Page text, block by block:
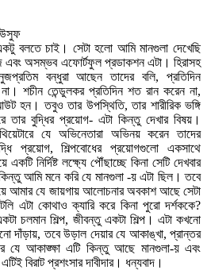
বলতে চাই। সেটা হলো আমি মানগুলা দেখেছি
অসম্ভব এফোর্টফুল প্রডাকশন এটা। হিরাসহ
বন্ধুরা আছেন তাদের বলি, প্রতিদিন
না। শচীন তেন্ডুলকর প্রতিদিন শত রান করেন না,
হন। তবুও তার উপস্থিতি, তার শারীরিক ভঙ্গি
তার বুদ্ধির প্রয়োগ- এটা কিন্তু দেখার বিষয়।
যে অভিনেতারা অভিনয় করেন তাদের
প্রয়োগ, শিল্পবোধের প্রয়োগগুলো একসাথে
একটি নির্দিষ্ট লক্ষ্যে পৌঁছাচ্ছে কিনা সেটি দেখবার
আমি মনে করি যে মানগুলা -য় এটা ছিল। তবে
আমার যে জায়গায় আলোচনার অবকাশ আছে সেটা
এটা কোথাও ক্যারি করে কিনা পুরো দর্শককে?
চলমান শিল্প, জীবন্তু একটা শিল্প। এটা কখনো
দাঁড়ায়, তবে উড়াল দেয়ার যে আকাঙ্খা, প্রান্তর
যে আকাঙ্ক্ষা এটি কিন্তু আছে মানগুলা-য় এবং
বিরাট প্রশংসার দাবীদার। ধন্যবাদ।